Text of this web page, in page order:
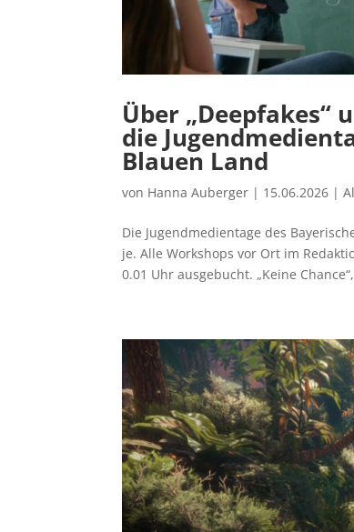
Über „Deepfakes“
die
Blauen Land
von Hanna Auberger | 15.06.2026 |
Die Jugendmedientage des
je. Alle Workshops vor Ort im
0.01 Uhr ausgebucht. „Keine